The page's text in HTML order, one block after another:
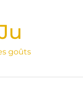
goûts